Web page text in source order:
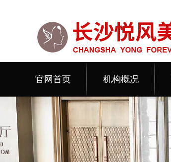
官网首页 机构概况